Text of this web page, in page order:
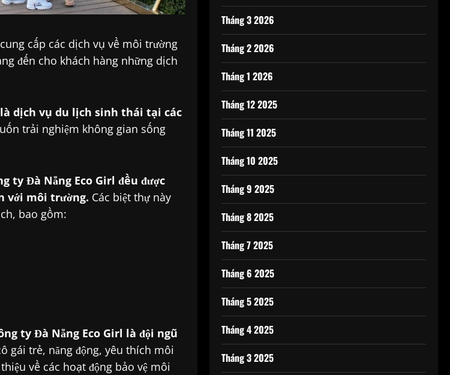
cấp các dịch vụ về môi trường
đến cho khách hàng những dịch
dịch vụ du lịch sinh thái tại các
trải nghiệm không gian sống
ty Đà Nẵng Eco Girl đều được
với môi trường. Các biệt thự này
bao gồm:
ty Đà Nẵng Eco Girl là đội ngũ
gái trẻ, năng động, yêu thích môi
về các hoạt động bảo vệ môi
Tháng 3 2026
Tháng 2 2026
Tháng 1 2026
Tháng 12 2025
Tháng 11 2025
Tháng 10 2025
Tháng 9 2025
Tháng 8 2025
Tháng 7 2025
Tháng 6 2025
Tháng 5 2025
Tháng 4 2025
Tháng 3 2025